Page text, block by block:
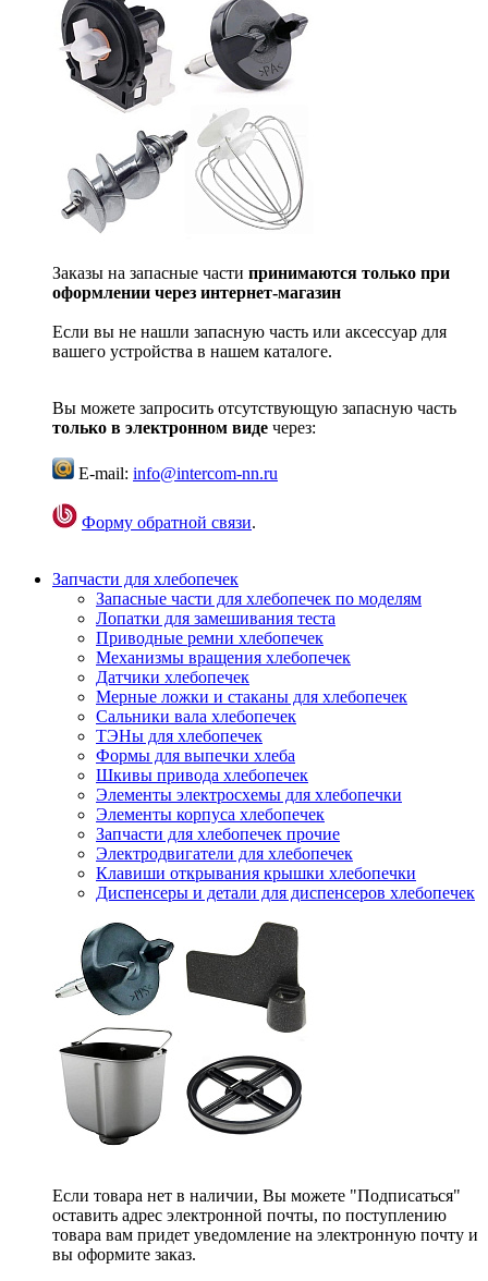
Заказы на запасные части принимаются только при
оформлении через интернет-магазин
Если вы не нашли запасную часть или аксессуар для
вашего устройства в нашем каталоге.
Вы можете запросить отсутствующую запасную часть
только в электронном виде через:
E-mail: info@intercom-nn.ru
Форму обратной связи.
Запчасти для хлебопечек
Запасные части для хлебопечек по моделям
Лопатки для замешивания теста
Приводные ремни хлебопечек
Механизмы вращения хлебопечек
Датчики хлебопечек
Мерные ложки и стаканы для хлебопечек
Сальники вала хлебопечек
ТЭНы для хлебопечек
Формы для выпечки хлеба
Шкивы привода хлебопечек
Элементы электросхемы для хлебопечки
Элементы корпуса хлебопечек
Запчасти для хлебопечек прочие
Электродвигатели для хлебопечек
Клавиши открывания крышки хлебопечки
Диспенсеры и детали для диспенсеров хлебопечек
Если товара нет в наличии, Вы можете "Подписаться"
оставить адрес электронной почты, по поступлению
товара вам придет уведомление на электронную почту и
вы оформите заказ.